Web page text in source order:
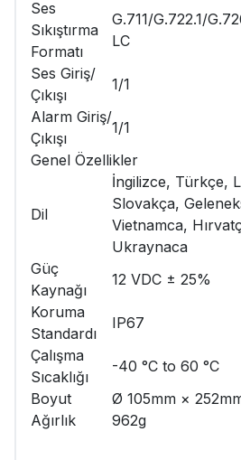
Ses
Sıkıştırma
Formatı
G.711/G.722.1/
LC
Ses Giriş/
Çıkışı
1/1
Alarm Giriş/
Çıkışı
1/1
Genel Özellikler
Dil
İngilizce, Türkçe,
Slovakça,
Vietnamca,
Ukraynaca
Güç
Kaynağı
12 VDC ± 25%
Koruma
Standardı
IP67
Çalışma
Sıcaklığı
-40 °C to 60 °C
Boyut
Ø 105mm ×
Ağırlık
962g